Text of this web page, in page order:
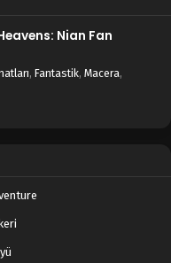
Nian Fan
, Fantastik, Macera,